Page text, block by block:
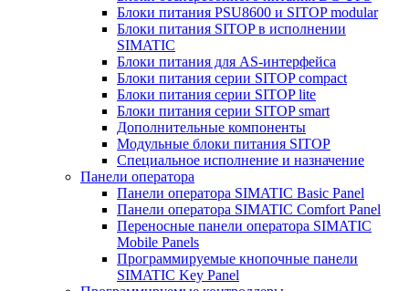
Блоки питания PSU8600 и SITOP modular
Блоки питания SITOP в исполнении
SIMATIC
Блоки питания для AS-интерфейса
Блоки питания серии SITOP compact
Блоки питания серии SITOP lite
Блоки питания серии SITOP smart
Дополнительные компоненты
Модульные блоки питания SITOP
Специальное исполнение и назначение
Панели оператора
Панели оператора SIMATIC Basic Panel
Панели оператора SIMATIC Comfort Panel
Переносные панели оператора SIMATIC
Mobile Panels
Программируемые кнопочные панели
SIMATIC Key Panel